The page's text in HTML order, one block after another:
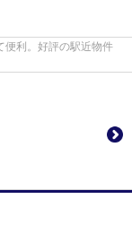
便利。好評の駅近物件